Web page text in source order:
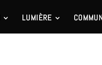
LUMIÈRE